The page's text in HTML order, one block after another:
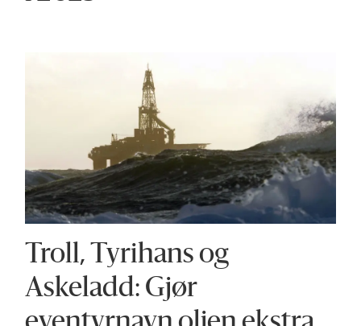
Troll, Tyrihans og
Askeladd: Gjør